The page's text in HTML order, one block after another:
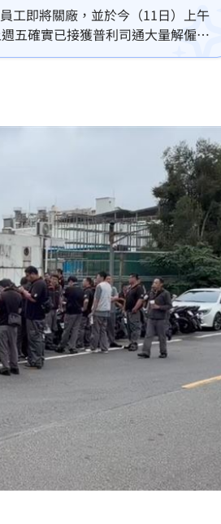
工即將關廠，並於今（11日）上午
五確實已接獲普利司通大量解僱的